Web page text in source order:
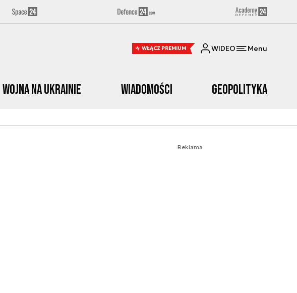
WŁĄCZ PREMIUM WIDEO Menu
Wojna na Ukrainie Wiadomości Geopolityka
Reklama